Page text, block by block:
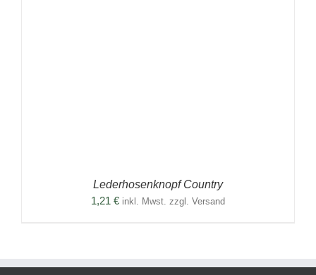
Lederhosenknopf Country
1,21 € inkl. Mwst. zzgl. Versand